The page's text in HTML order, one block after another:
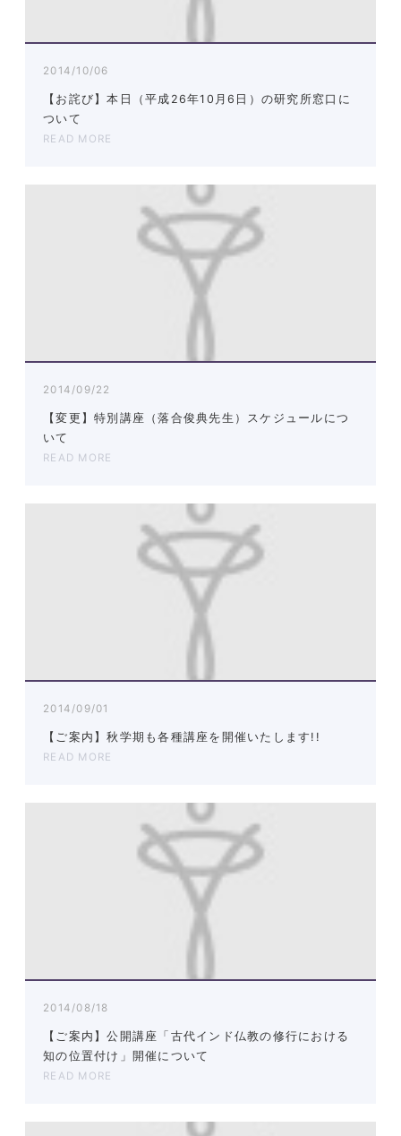
2014/10/06
【お詫び】本日（平成26年10月6日）の研究所窓口に
ついて
READ MORE
2014/09/22
【変更】特別講座（落合俊典先生）スケジュールにつ
いて
READ MORE
2014/09/01
【ご案内】秋学期も各種講座を開催いたします!!
READ MORE
2014/08/18
【ご案内】公開講座「古代インド仏教の修行における
知の位置付け」開催について
READ MORE